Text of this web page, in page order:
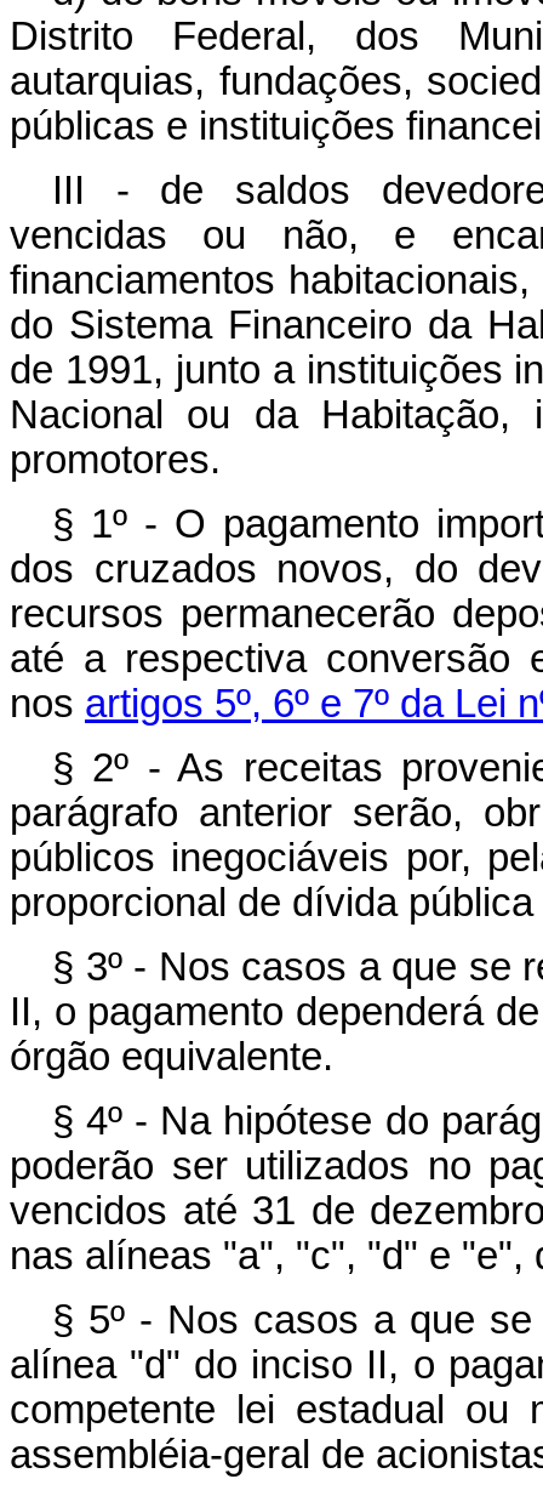
Distrito Federal, dos
autarquias, fundações,
públicas e instituições
III - de saldos
vencidas ou não, e
financiamentos
do Sistema Financeiro da
de 1991, junto a instituições
Nacional ou da Habitação,
promotores.
§ 1º - O pagamento
dos cruzados novos, do
recursos permanecerão
até a respectiva conversão
nos artigos 5º, 6º e 7º da Lei
§ 2º - As receitas
parágrafo anterior serão,
públicos inegociáveis por,
proporcional de dívida
§ 3º - Nos casos a que se
II, o pagamento dependerá
órgão equivalente.
§ 4º - Na hipótese do
poderão ser utilizados no
vencidos até 31 de
nas alíneas "a", "c", "d" e "e",
§ 5º - Nos casos a que
alínea "d" do inciso II, o
competente lei estadual ou
assembléia-geral de